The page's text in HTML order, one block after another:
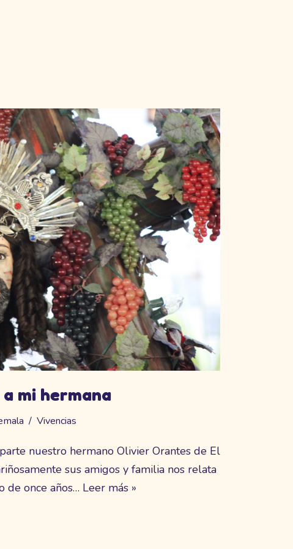
mi hermana
Vivencias
nuestro hermano Olivier Orantes de El
sus amigos y familia nos relata
de once años… Leer más »